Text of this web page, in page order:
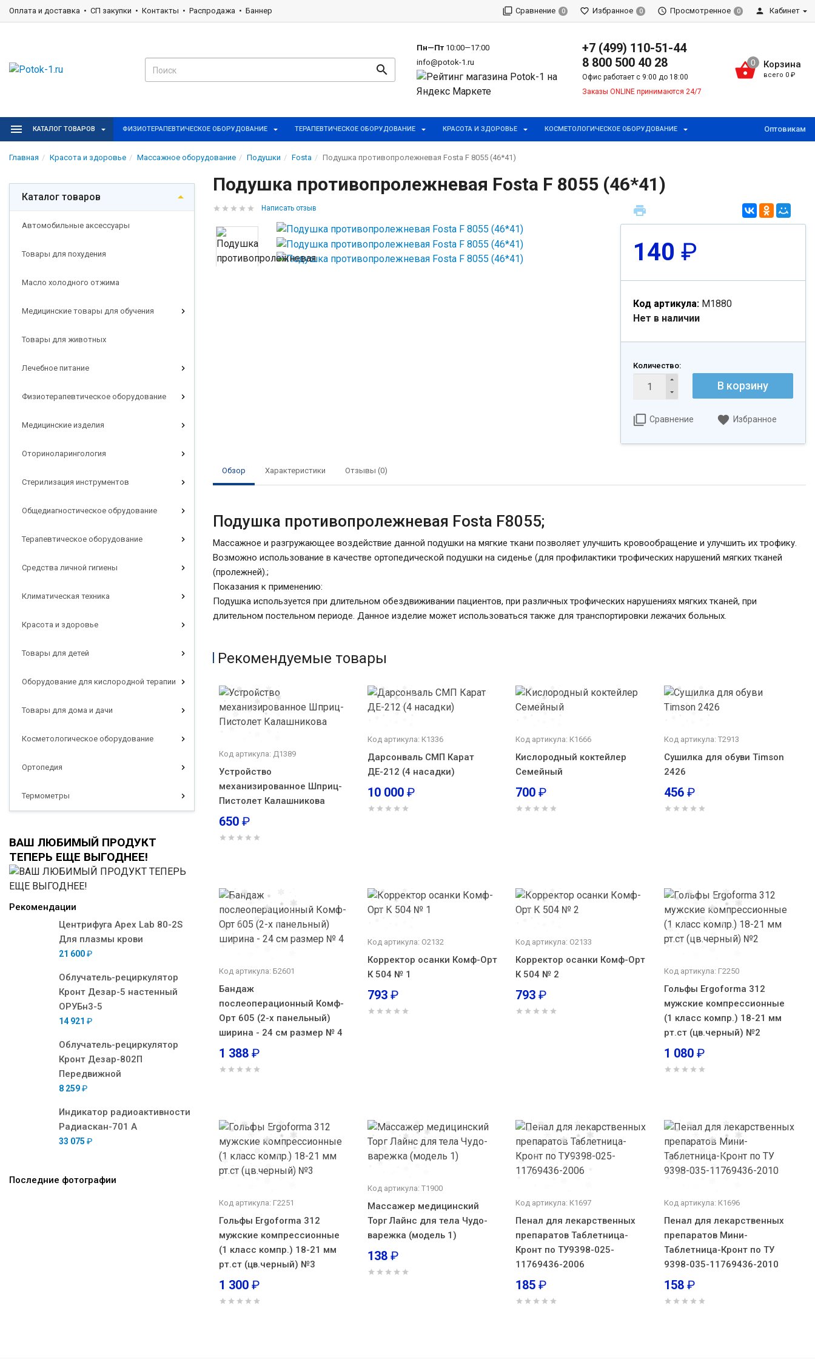
Оплата и доставка СП закупки Контакты Распродажа Баннер Сравнение 0 Избранное 0 Просмотренное 0 Кабинет
Пн—Пт10:00—17:00
info@potok-1.ru
+7 (499) 110-51-44
8 800 500 40 28
Офис работает с 9:00 до 18:00
Заказы ONLINE принимаются 24/7
Корзина
всего 0 ₽
КАТАЛОГ ТОВАРОВ ФИЗИОТЕРАПЕВТИЧЕСКОЕ ОБОРУДОВАНИЕ ТЕРАПЕВТИЧЕСКОЕ ОБОРУДОВАНИЕ КРАСОТА И ЗДОРОВЬЕ КОСМЕТОЛОГИЧЕСКОЕ ОБОРУДОВАНИЕ Оптовикам
Главная Красота и здоровье Массажное оборудование Подушки Fosta Подушка противопролежневая Fosta F 8055 (46*41)
Каталог товаров
Автомобильные аксессуары
Товары для похудения
Масло холодного отжима
Медицинские товары для обучения
Товары для животных
Лечебное питание
Физиотерапевтическое оборудование
Медицинские изделия
Оториноларингология
Стерилизация инструментов
Общедиагностическое обрудование
Терапевтическое оборудование
Средства личной гигиены
Климатическая техника
Красота и здоровье
Товары для детей
Оборудование для кислородной терапии
Товары для дома и дачи
Косметологическое оборудование
Ортопедия
Термометры
ВАШ ЛЮБИМЫЙ ПРОДУКТ
ТЕПЕРЬ ЕЩЕ ВЫГОДНЕЕ!
Рекомендации
Центрифуга Apex Lab 80-2S
Для плазмы крови
21 600₽
Облучатель-рециркулятор
Кронт Дезар-5 настенный
ОРУБн3-5
14 921 ₽
Облучатель-рециркулятор
Кронт Дезар-802П
Передвижной
8 259₽
Индикатор радиоактивности
Радиаскан-701 А
33 075 ₽
Последние фотографии
Подушка противопролежневая Fosta F 8055 (46*41)
Написать отзыв
140 ₽
Код артикула: М1880
Нет в наличии
Количество:
В корзину
Сравнение Избранное
Обзор Характеристики Отзывы (0)
Подушка противопролежневая Fosta F8055;
Массажное и разгружающее воздействие данной подушки на мягкие ткани позволяет улучшить кровообращение и улучшить их трофику.
Возможно использование в качестве ортопедической подушки на сиденье (для профилактики трофических нарушений мягких тканей
(пролежней).;
Показания к применению:
Подушка используется при длительном обездвиживании пациентов, при различных трофических нарушениях мягких тканей, при
длительном постельном периоде. Данное изделие может использоваться также для транспортировки лежачих больных.
Рекомендуемые товары
Код артикула: Д1389
Устройство
механизированное Шприц-
Пистолет Калашникова
650 ₽
Код артикула: К1336
Дарсонваль СМП Карат
ДЕ-212 (4 насадки)
10 000 ₽
Код артикула: К1666
Кислородный коктейлер
Семейный
700 ₽
Код артикула: Т2913
Сушилка для обуви Timson
2426
456 ₽
Код артикула: Б2601
Бандаж
послеоперационный Комф-
Орт 605 (2-х панельный)
ширина - 24 см размер № 4
1 388 ₽
Код артикула: О2132
Корректор осанки Комф-Орт
К 504 № 1
793 ₽
Код артикула: О2133
Корректор осанки Комф-Орт
К 504 № 2
793 ₽
Код артикула: Г2250
Гольфы Ergoforma 312
мужские компрессионные
(1 класс компр.) 18-21 мм
рт.ст (цв.черный) №2
1 080 ₽
Код артикула: Г2251
Гольфы Ergoforma 312
мужские компрессионные
(1 класс компр.) 18-21 мм
рт.ст (цв.черный) №3
1 300 ₽
Код артикула: Т1900
Массажер медицинский
Торг Лайнс для тела Чудо-
варежка (модель 1)
138 ₽
Код артикула: К1697
Пенал для лекарственных
препаратов Таблетница-
Кронт по ТУ9398-025-
11769436-2006
185 ₽
Код артикула: К1696
Пенал для лекарственных
препаратов Мини-
Таблетница-Кронт по ТУ
9398-035-11769436-2010
158 ₽